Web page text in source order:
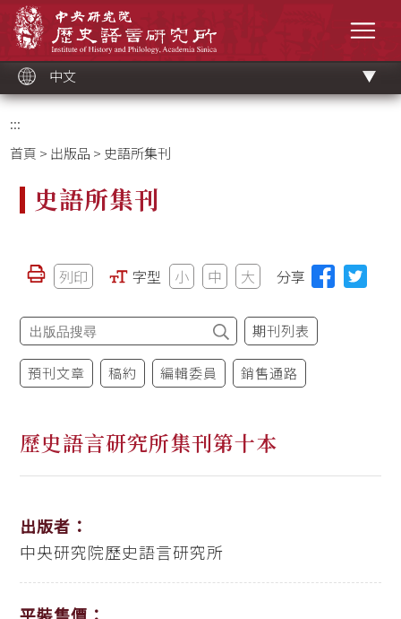
中文
:::
首頁 > 出版品 > 史語所集刊
史語所集刊
列印 字型 小 中 大 分享
期刊列表
預刊文章 稿約 編輯委員 銷售通路
歷史語言研究所集刊第十本
出版者：
中央研究院歷史語言研究所